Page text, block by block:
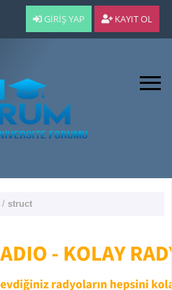
GIRIŞ YAP KAYIT OL
/struct